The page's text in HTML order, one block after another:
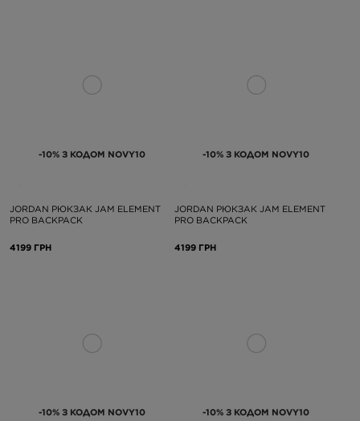
-10% З КОДОМ NOVY10
JORDAN РЮКЗАК JAM ELEMENT
PRO BACKPACK
4199 ГРН
-10% З КОДОМ NOVY10
JORDAN РЮКЗАК JAM ELEMENT
PRO BACKPACK
4199 ГРН
-10% З КОДОМ NOVY10 -10% З КОДОМ NOVY10